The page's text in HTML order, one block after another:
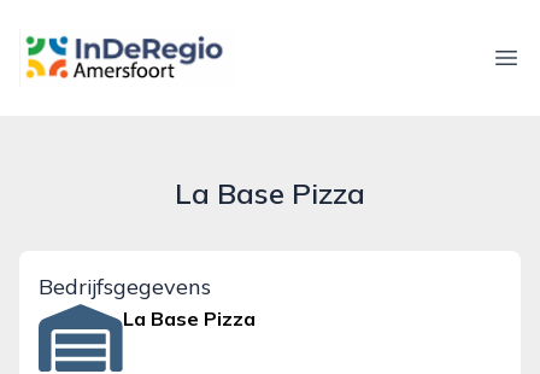
inderegioamersfoort.nl
La Base Pizza
Bedrijfsgegevens
La Base Pizza